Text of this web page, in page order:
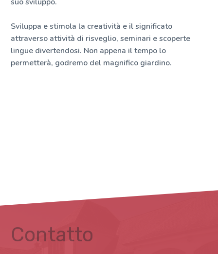
Sviluppa e stimola la creatività e il significato
attraverso attività di risveglio, seminari e scoperte
lingue divertendosi. Non appena il tempo lo
permetterà, godremo del magnifico giardino.
Contatto